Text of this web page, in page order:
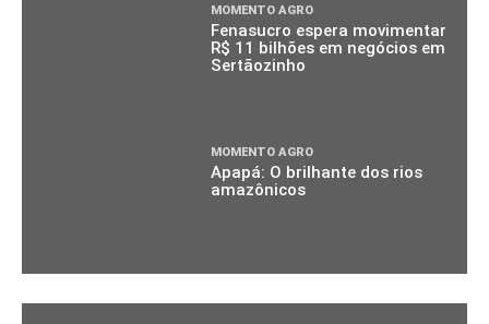
MOMENTO AGRO
Fenasucro espera movimentar
R$ 11 bilhões em negócios em
Sertãozinho
MOMENTO AGRO
Apapá: O brilhante dos rios
amazônicos